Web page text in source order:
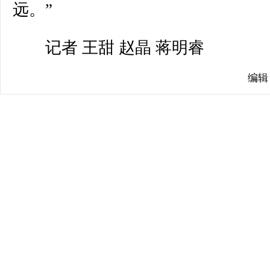
远。”
记者 王甜 赵晶 蒋明睿
编